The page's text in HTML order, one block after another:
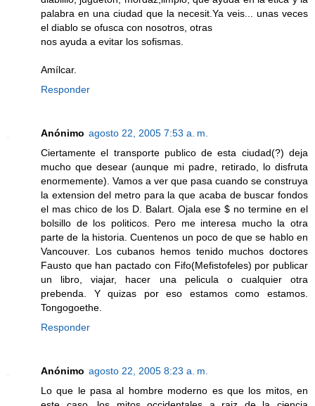
palabra en una ciudad que la necesit.Ya veis... unas veces
el diablo se ofusca con nosotros, otras
nos ayuda a evitar los sofismas.
Amílcar.
Responder
Anónimo agosto 22, 2005 7:53 a. m.
Ciertamente el transporte publico de esta ciudad(?) deja
mucho que desear (aunque mi padre, retirado, lo disfruta
enormemente). Vamos a ver que pasa cuando se construya
la extension del metro para la que acaba de buscar fondos
el mas chico de los D. Balart. Ojala ese $ no termine en el
bolsillo de los politicos. Pero me interesa mucho la otra
parte de la historia. Cuentenos un poco de que se hablo en
Vancouver. Los cubanos hemos tenido muchos doctores
Fausto que han pactado con Fifo(Mefistofeles) por publicar
un libro, viajar, hacer una pelicula o cualquier otra
prebenda. Y quizas por eso estamos como estamos.
Tongogoethe.
Responder
Anónimo agosto 22, 2005 8:23 a. m.
Lo que le pasa al hombre moderno es que los mitos, en